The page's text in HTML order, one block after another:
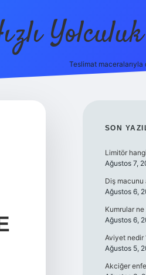
Teslimat maceralarıyla
SON
Limitör
Ağustos 7,
Diş macunu
Ağustos 6,
Kumrular
Ağustos 6,
Aviyet nedir
Ağustos 5,
Akciğer